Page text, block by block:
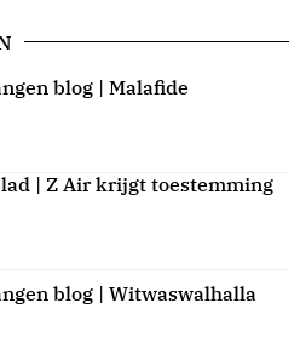
blog | Malafide
| Z Air krijgt toestemming
blog | Witwaswalhalla